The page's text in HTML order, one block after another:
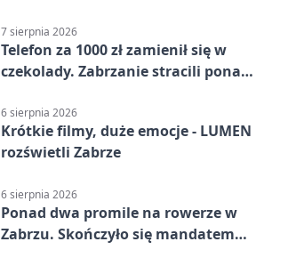
7 sierpnia 2026
Telefon za 1000 zł zamienił się w
czekolady. Zabrzanie stracili ponad
6 sierpnia 2026
Krótkie filmy, duże emocje - LUMEN
rozświetli Zabrze
6 sierpnia 2026
Ponad dwa promile na rowerze w
Zabrzu. Skończyło się mandatem